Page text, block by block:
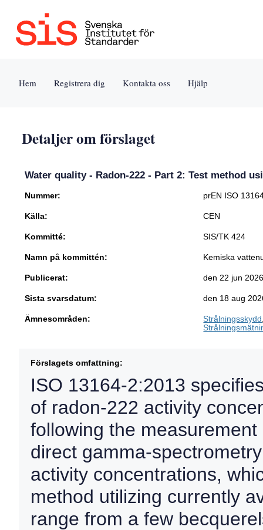
Jump
Hem Registrera dig Kontakta oss Hjälp
Detaljer om förslaget
Water quality - Radon-222 - Part 2: Test method
Nummer: prEN ISO
Källa: CEN
Kommitté: SIS/TK 424
Namn på kommittén: Kemiska
Publicerat: den 22 jun
Sista svarsdatum: den 18 aug
Ämnesområden: Strålningsskydd
Förslagets omfattning:
ISO 13164-2:2013
of radon-222 activity
following the
direct gamma-
activity concentrations,
method utilizing currently
range from a few